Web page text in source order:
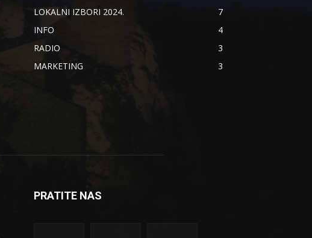
LOKALNI IZBORI 2024.
7
INFO
4
RADIO
3
MARKETING
3
PRATITE NAS